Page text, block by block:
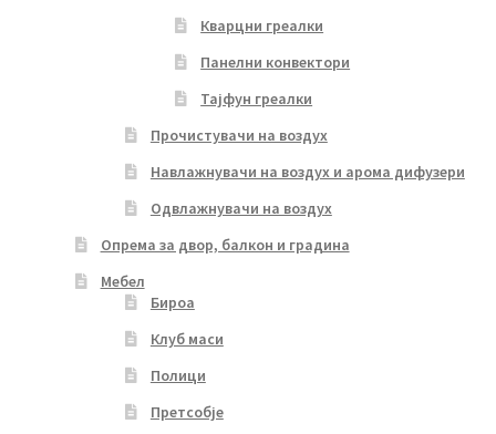
Кварцни греалки
Панелни конвектори
Тајфун греалки
Прочистувачи на воздух
Навлажнувачи на воздух и арома дифузери
Одвлажнувачи на воздух
Опрема за двор, балкон и градина
Мебел
Бироа
Клуб маси
Полици
Претсобје